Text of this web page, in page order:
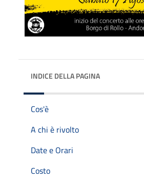
INDICE DELLA PAGINA
Cos'è
A chi è rivolto
Date e Orari
Costo